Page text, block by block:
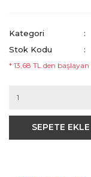
Kategori
Stok Kodu
* 13,68 TL den
SEPETE EKLE